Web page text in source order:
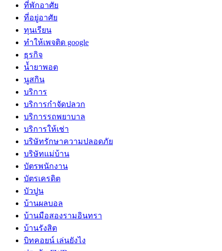
ที่พักอาศัย
ที่อยู่อาศัย
ทุนเรียน
ทําให้เพจติด google
ธุรกิจ
น้ำยาพอต
นูสกิน
บริการ
บริการกำจัดปลวก
บริการรถพยาบาล
บริการให้เช่า
บริษัทรักษาความปลอดภัย
บริษัทแม่บ้าน
บัตรพนักงาน
บัตรเครดิต
บัวปูน
บ้านผลบอล
บ้านมือสองรามอินทรา
บ้านรังสิต
บิทคอยน์ เล่นยังไง